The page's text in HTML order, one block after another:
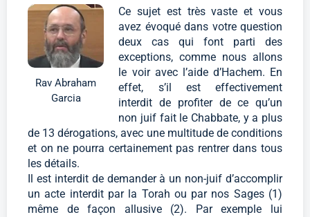
Rav Abraham
Garcia
Ce sujet est très vaste et vous
avez évoqué dans votre question
deux cas qui font parti des
exceptions, comme nous allons
le voir avec l’aide d’Hachem. En
effet, s’il est effectivement
interdit de profiter de ce qu’un
non juif fait le Chabbate, y a plus
de 13 dérogations, avec une multitude de conditions
et on ne pourra certainement pas rentrer dans tous
les détails.
Il est interdit de demander à un non-juif d’accomplir
un acte interdit par la Torah ou par nos Sages (1)
même de façon allusive (2). Par exemple lui